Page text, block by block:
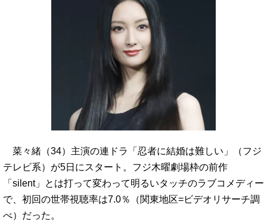
菜々緒（34）主演の連ドラ「忍者に結婚は難しい」（フジ
テレビ系）が5日にスタート。フジ木曜劇場枠の前作
「silent」とは打って変わって明るいタッチのラブコメディー
で、初回の世帯視聴率は7.0％（関東地区=ビデオリサーチ調
べ）だった。